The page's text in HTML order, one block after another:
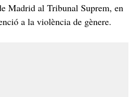
Madrid al Tribunal Suprem, en
a la violència de gènere.